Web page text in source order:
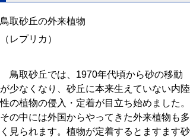
鳥取砂丘の外来植物
（レプリカ）
鳥取砂丘では、1970年代頃から砂の移動
が少なくなり、砂丘に本来生えていない内陸
性の植物の侵入・定着が目立ち始めました。
その中には外国からやってきた外来植物も多
く見られます。植物が定着するとますます砂